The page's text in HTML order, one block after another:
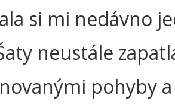
si mi nedávno
neustále
pohyby